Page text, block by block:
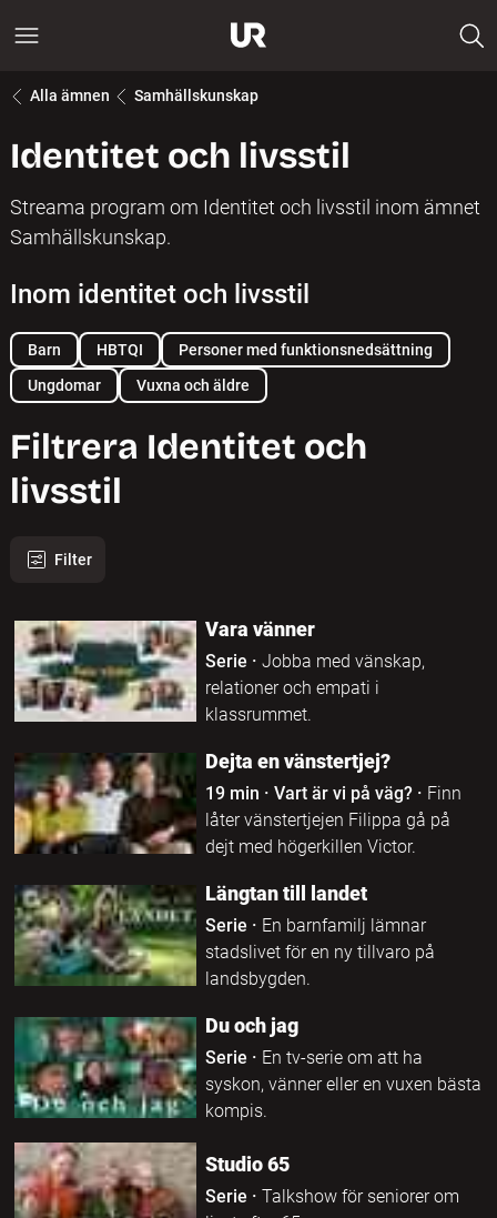
Alla ämnen Samhällskunskap
Identitet och livsstil
Streama program om Identitet och livsstil inom ämnet
Samhällskunskap.
Inom identitet och livsstil
Barn HBTQI
Personer med funktionsnedsättning
Ungdomar
Vuxna och äldre
Filtrera Identitet och
livsstil
Filter
1245 program hittades Vara vänner
Serie · Jobba med vänskap,
relationer och empati i
klassrummet.
Dejta en vänstertjej?
19 min · Vart är vi på väg?· Finn
låter vänstertjejen Filippa gå på
dejt med högerkillen Victor.
Längtan till landet
Serie · En barnfamilj lämnar
stadslivet för en ny tillvaro på
landsbygden.
Du och jag
Serie · En tv-serie om att ha
syskon, vänner eller en vuxen bästa
kompis.
Studio 65
Serie · Talkshow för seniorer om